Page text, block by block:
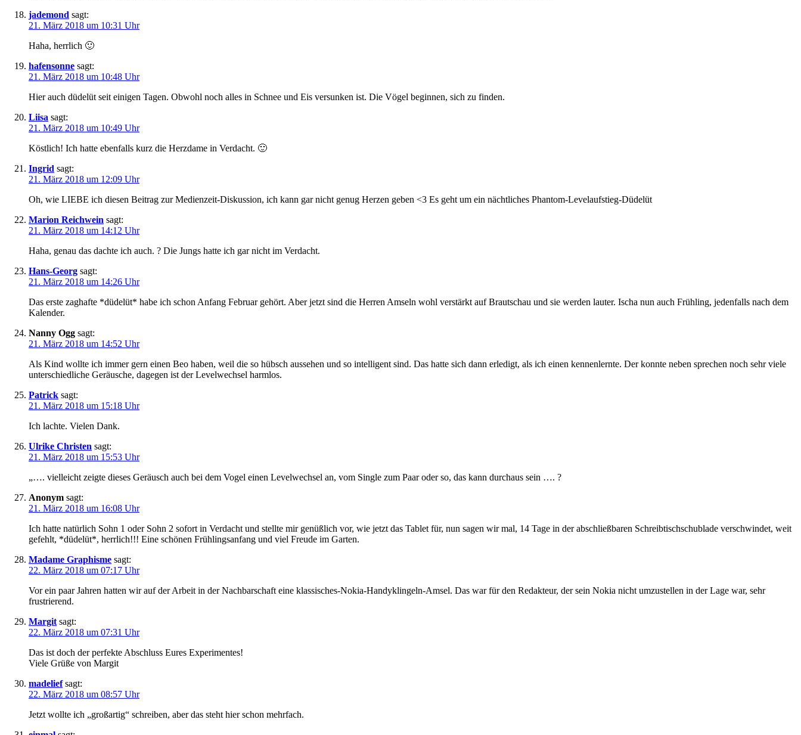
jademond sagt:
21. März 2018 um 10:31 Uhr
Haha, herrlich 🙂
hafensonne sagt:
21. März 2018 um 10:48 Uhr
Hier auch düdelüt seit einigen Tagen. Obwohl noch alles in Schnee und Eis versunken ist. Die Vögel beginnen, sich zu finden.
Liisa sagt:
21. März 2018 um 10:49 Uhr
Köstlich! Ich hatte ebenfalls kurz die Herzdame in Verdacht. 🙂
Ingrid sagt:
21. März 2018 um 12:09 Uhr
Oh, wie LIEBE ich diesen Beitrag zur Medienzeit-Diskussion, ich kann gar nicht genug Herzen geben <3 Es geht um ein nächtliches Phantom-Levelaufstieg-Düdelüt
Marion Reichwein sagt:
21. März 2018 um 14:12 Uhr
Haha, genau das dachte ich auch. ? Die Jungs hatte ich gar nicht im Verdacht.
Hans-Georg sagt:
21. März 2018 um 14:26 Uhr
Das erste zaghafte *düdelüt* habe ich schon Anfang Februar gehört. Aber jetzt sind die Herren Amseln wohl verstärkt auf Brautschau und sie werden lauter. Ischa nun auch Frühling, jedenfalls nach dem
Kalender.
Nanny Ogg sagt:
21. März 2018 um 14:52 Uhr
Als Kind wollte ich immer gern einen Beo haben, weil die so hübsch aussehen und so intelligent sind. Das hatte sich dann erledigt, als ich einen kennenlernte. Der konnte neben sprechen noch sehr viele
unterschiedliche Geräusche, dagegen ist der Levelwechsel harmlos.
Patrick sagt:
21. März 2018 um 15:18 Uhr
Ich lachte. Vielen Dank.
Ulrike Christen sagt:
21. März 2018 um 15:53 Uhr
„…. vielleicht zeigte dieses Geräusch auch bei dem Vogel einen Levelwechsel an, vom Single zum Paar oder so, das kann durchaus sein …. ?
Anonym sagt:
21. März 2018 um 16:08 Uhr
Ich hatte natürlich Sohn 1 oder Sohn 2 sofort in Verdacht und stellte mir genüßlich vor, wie jetzt das Tablet für, nun sagen wir mal, 14 Tage in der abschließbaren Schreibtischschublade verschwindet, weit
gefehlt, *düdelüt*, herrlich!!! Eine schönen Frühlingsanfang und viel Freude im Garten.
Madame Graphisme sagt:
22. März 2018 um 07:17 Uhr
Vor ein paar Jahren hatten wir auf der Arbeit in der Nachbarschaft eine klassisches-Nokia-Handyklingeln-Amsel. Das war für den Redakteur, der sein Nokia nicht umzustellen in der Lage war, sehr
frustrierend.
Margit sagt:
22. März 2018 um 07:31 Uhr
Das ist doch der perfekte Abschluss Eures Experimentes!
Viele Grüße von Margit
madelief sagt:
22. März 2018 um 08:57 Uhr
Jetzt wollte ich „großartig“ schreiben, aber das steht hier schon mehrfach.